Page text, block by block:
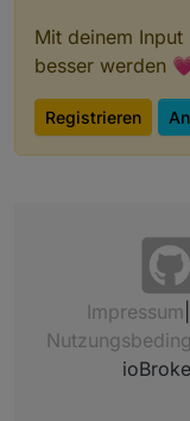
Mit deinem
besser werden
Registrieren
Impressum